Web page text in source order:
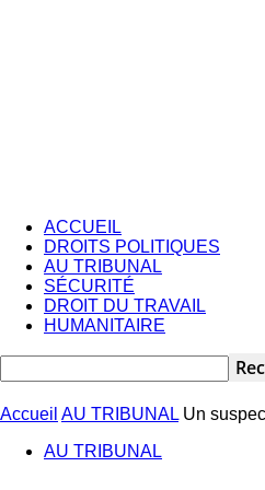
ACCUEIL
DROITS POLITIQUES
AU TRIBUNAL
SÉCURITÉ
DROIT DU TRAVAIL
HUMANITAIRE
Accueil AU TRIBUNAL Un
AU TRIBUNAL